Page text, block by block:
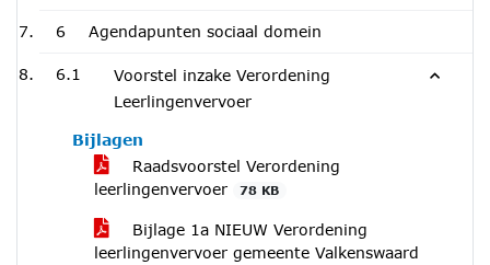
6 Agendapunten sociaal domein
6.1
Voorstel inzake Verordening
Leerlingenvervoer
Bijlagen
Raadsvoorstel Verordening
leerlingenvervoer
78 KB
Bijlage 1a NIEUW Verordening
leerlingenvervoer gemeente Valkenswaard